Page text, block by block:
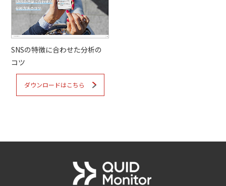
SNSの特徴に合わせた分析の
コツ
ダウンロードはこちら